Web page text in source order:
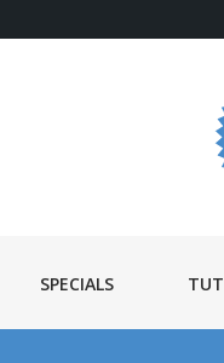
SPECIALS